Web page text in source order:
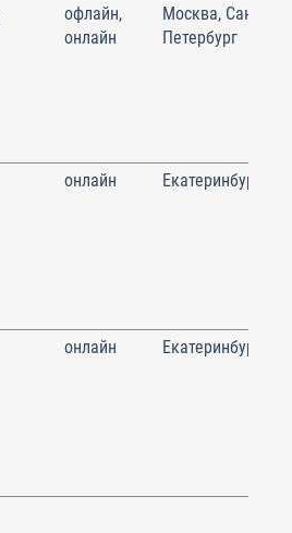
офлайн,
онлайн
Москва, Санкт-
Петербург
онлайн Екатеринбург
онлайн Екатеринбург